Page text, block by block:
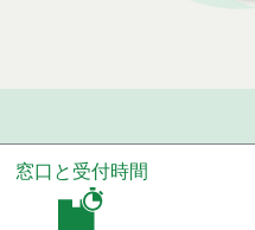
窓口と受付時間